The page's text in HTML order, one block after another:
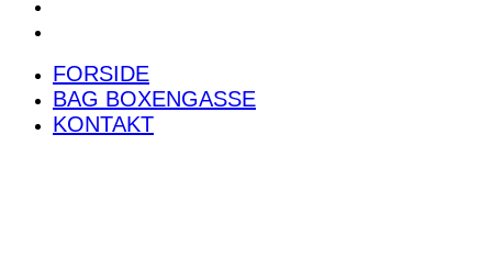
FORSIDE
BAG BOXENGASSE
KONTAKT